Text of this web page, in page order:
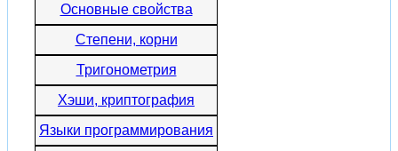
Основные свойства
Степени, корни
Тригонометрия
Хэши, криптография
Языки программирования